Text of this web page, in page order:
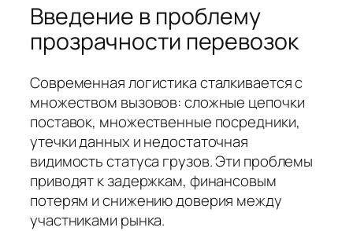
Введение в проблему
прозрачности перевозок
Современная логистика сталкивается с
множеством вызовов: сложные цепочки
поставок, множественные посредники,
утечки данных и недостаточная
видимость статуса грузов. Эти проблемы
приводят к задержкам, финансовым
потерям и снижению доверия между
участниками рынка.